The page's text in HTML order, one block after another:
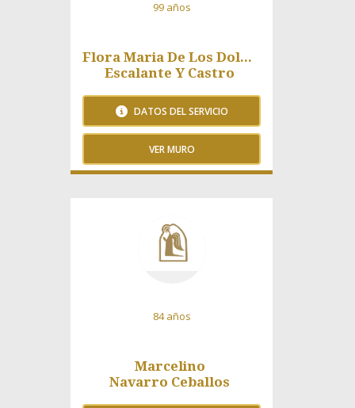
Flora Maria De Los Dolores
Escalante Y Castro
99 años
DATOS DEL SERVICIO
VER MURO
Marcelino
Navarro Ceballos
84 años